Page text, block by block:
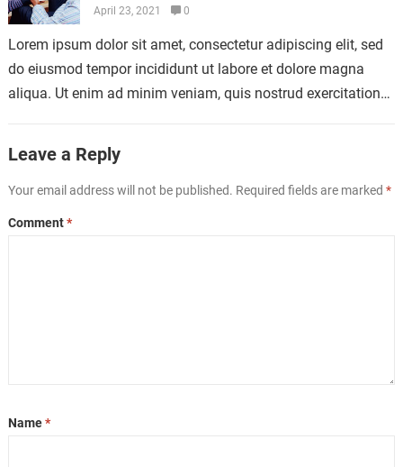
April 23, 2021 0
Lorem ipsum dolor sit amet, consectetur adipiscing elit, sed
do eiusmod tempor incididunt ut labore et dolore magna
aliqua. Ut enim ad minim veniam, quis nostrud exercitation
Leave a Reply
Your email address will not be published. Required fields are marked *
Comment*
Name*